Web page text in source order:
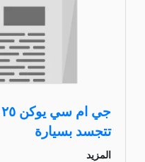
تتجسد بسيارة
المزيد